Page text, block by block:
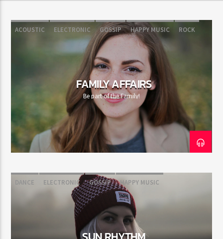
TITLE
CURRENT SHOW
ABOUT JENNY
Rádio HS Flashback
ACOUSTIC ELECTRONIC GOSSIP HAPPY MUSIC ROCK
FAMILY AFFAIRS
Be part of the Family!
DANCE ELECTRONIC GOSSIP HAPPY MUSIC